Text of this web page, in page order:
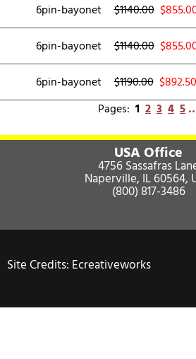
6pin-bayonet $1140.00 $
6pin-bayonet $1140.00 $
6pin-bayonet $1190.00 $892.50
Pages: 1 2 3 4 5
USA Office
4756 Sassafras
Naperville, IL 60564,
(800) 817-3486
Site Credits: Ecreativeworks